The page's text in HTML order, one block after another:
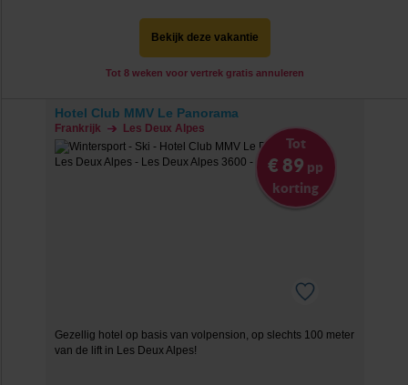
Bekijk deze vakantie
Tot 8 weken voor vertrek gratis annuleren
Hotel Club MMV Le Panorama
Frankrijk Les Deux Alpes
Tot
€ 89 pp
korting
Gezellig hotel op basis van volpension, op slechts 100 meter
van de lift in Les Deux Alpes!